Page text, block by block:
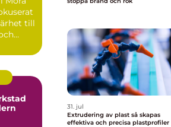
till
31. jul
Extrudering av plast så skapas
effektiva och precisa plastprofiler